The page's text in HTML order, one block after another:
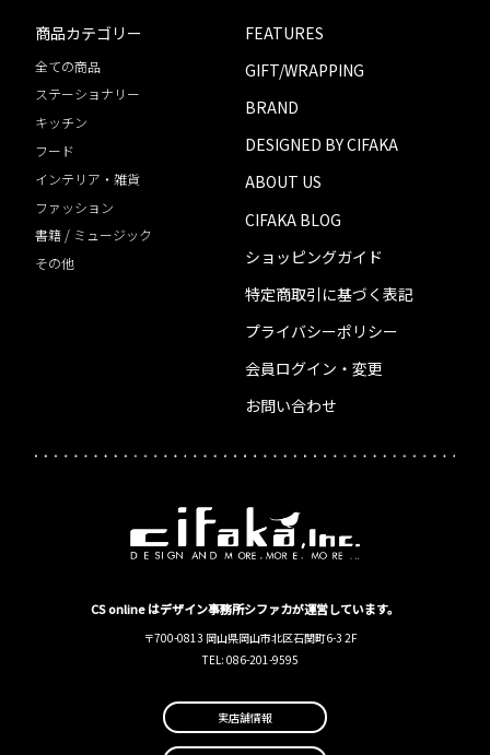
商品カテゴリー
全ての商品
ステーショナリー
キッチン
フード
インテリア・雑貨
ファッション
書籍 / ミュージック
その他
FEATURES
GIFT/WRAPPING
BRAND
DESIGNED BY CIFAKA
ABOUT US
CIFAKA BLOG
ショッピングガイド
特定商取引に基づく表記
プライバシーポリシー
会員ログイン・変更
お問い合わせ
CS online はデザイン事務所シファカが運営しています。
〒700-0813 岡山県岡山市北区石関町6-3 2F
TEL: 086-201-9595
実店舗情報